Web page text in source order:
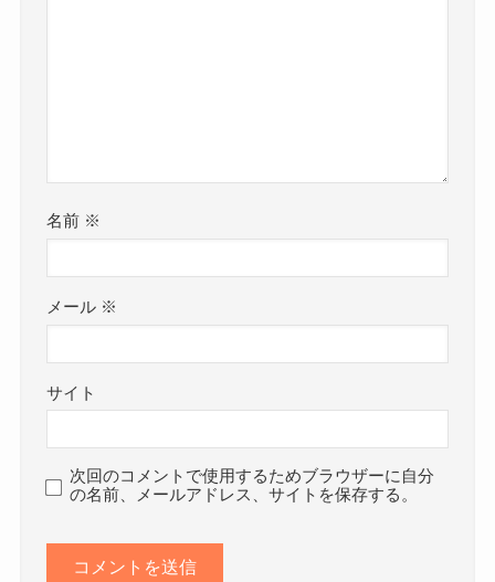
名前 ※
メール ※
サイト
次回のコメントで使用するためブラウザーに自分
の名前、メールアドレス、サイトを保存する。